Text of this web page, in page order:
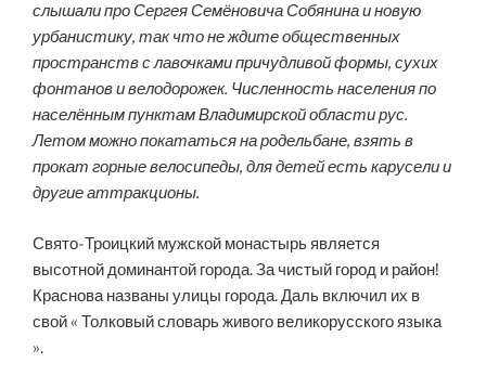
слышали про Сергея Семёновича Собянина и новую
урбанистику, так что не ждите общественных
пространств с лавочками причудливой формы, сухих
фонтанов и велодорожек. Численность населения по
населённым пунктам Владимирской области рус.
Летом можно покататься на родельбане, взять в
прокат горные велосипеды, для детей есть карусели и
другие аттракционы.
Свято-Троицкий мужской монастырь является
высотной доминантой города. За чистый город и район!
Краснова названы улицы города. Даль включил их в
свой « Толковый словарь живого великорусского языка
».